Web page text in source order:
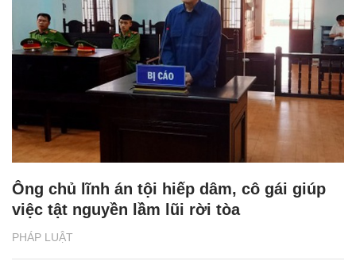
PHÁP LUẬT
Ông chủ lĩnh án tội hiếp dâm, cô gái giúp
việc tật nguyền lầm lũi rời tòa